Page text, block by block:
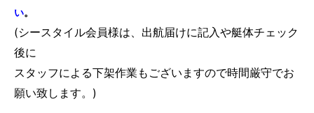
い。
(シースタイル会員様は、出航届けに記入や艇体チェック
後に
スタッフによる下架作業もございますので時間厳守でお
願い致します。)